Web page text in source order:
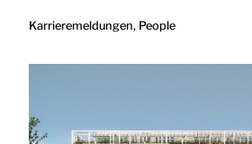
Karrieremeldungen, People